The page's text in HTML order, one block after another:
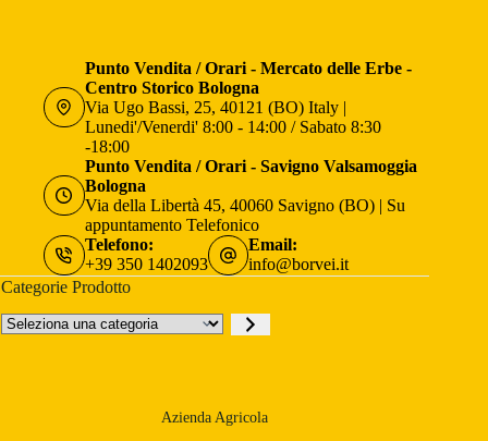
Punto Vendita / Orari - Mercato delle Erbe -
Centro Storico Bologna
Via Ugo Bassi, 25, 40121 (BO) Italy |
Lunedi'/Venerdi' 8:00 - 14:00 / Sabato 8:30
-18:00
Punto Vendita / Orari - Savigno Valsamoggia
Bologna
Via della Libertà 45, 40060 Savigno (BO) | Su
appuntamento Telefonico
Telefono:
+39 350 1402093
Email:
info@borvei.it
Categorie Prodotto
Seleziona
una
Azienda Agricola